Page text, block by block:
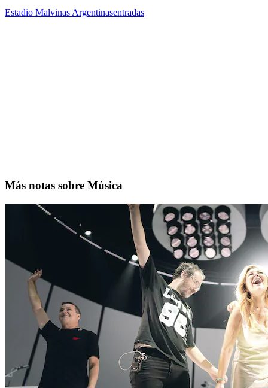
Estadio Malvinas Argentinasentradas
Más notas sobre Música